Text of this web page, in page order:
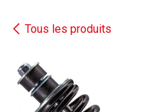
Tous les produits